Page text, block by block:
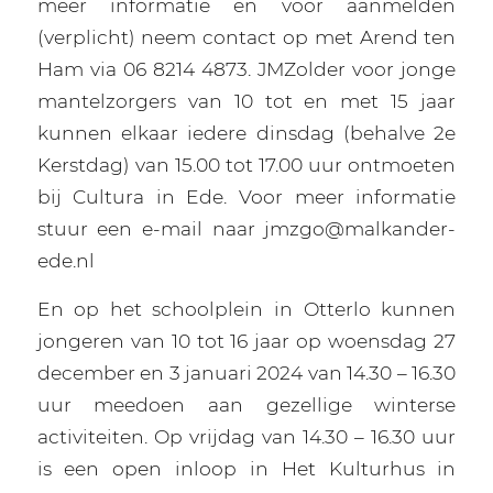
meer informatie en voor aanmelden
(verplicht) neem contact op met Arend ten
Ham via 06 8214 4873. JMZolder voor jonge
mantelzorgers van 10 tot en met 15 jaar
kunnen elkaar iedere dinsdag (behalve 2e
Kerstdag) van 15.00 tot 17.00 uur ontmoeten
bij Cultura in Ede. Voor meer informatie
stuur een e-mail naar jmzgo@malkander-
ede.nl
En op het schoolplein in Otterlo kunnen
jongeren van 10 tot 16 jaar op woensdag 27
december en 3 januari 2024 van 14.30 – 16.30
uur meedoen aan gezellige winterse
activiteiten. Op vrijdag van 14.30 – 16.30 uur
is een open inloop in Het Kulturhus in